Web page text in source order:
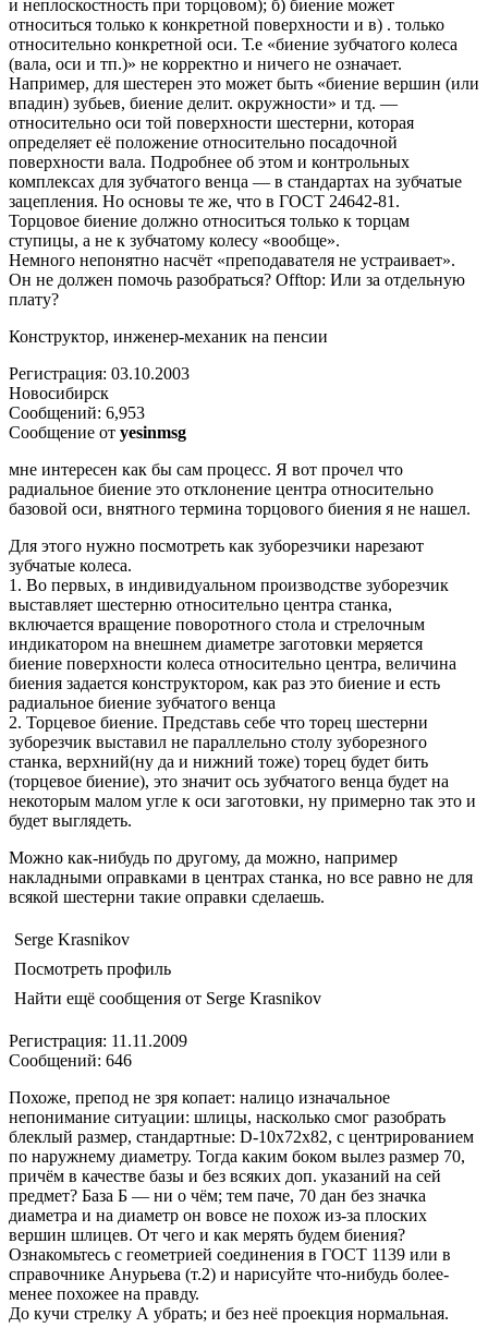
и неплоскостность при торцовом); б) биение может
относиться только к конкретной поверхности и в) . только
относительно конкретной оси. Т.е «биение зубчатого колеса
(вала, оси и тп.)» не корректно и ничего не означает.
Например, для шестерен это может быть «биение вершин (или
впадин) зубьев, биение делит. окружности» и тд. —
относительно оси той поверхности шестерни, которая
определяет её положение относительно посадочной
поверхности вала. Подробнее об этом и контрольных
комплексах для зубчатого венца — в стандартах на зубчатые
зацепления. Но основы те же, что в ГОСТ 24642-81.
Торцовое биение должно относиться только к торцам
ступицы, а не к зубчатому колесу «вообще».
Немного непонятно насчёт «преподавателя не устраивает».
Он не должен помочь разобраться? Offtop: Или за отдельную
плату?
Конструктор, инженер-механик на пенсии
Регистрация: 03.10.2003
Новосибирск
Сообщений: 6,953
Сообщение от yesinmsg
мне интересен как бы сам процесс. Я вот прочел что
радиальное биение это отклонение центра относительно
базовой оси, внятного термина торцового биения я не нашел.
Для этого нужно посмотреть как зуборезчики нарезают
зубчатые колеса.
1. Во первых, в индивидуальном производстве зуборезчик
выставляет шестерню относительно центра станка,
включается вращение поворотного стола и стрелочным
индикатором на внешнем диаметре заготовки меряется
биение поверхности колеса относительно центра, величина
биения задается конструктором, как раз это биение и есть
радиальное биение зубчатого венца
2. Торцевое биение. Представь себе что торец шестерни
зуборезчик выставил не параллельно столу зуборезного
станка, верхний(ну да и нижний тоже) торец будет бить
(торцевое биение), это значит ось зубчатого венца будет на
некоторым малом угле к оси заготовки, ну примерно так это и
будет выглядеть.
Можно как-нибудь по другому, да можно, например
накладными оправками в центрах станка, но все равно не для
всякой шестерни такие оправки сделаешь.
Serge Krasnikov
Посмотреть профиль
Найти ещё сообщения от Serge Krasnikov
Регистрация: 11.11.2009
Сообщений: 646
Похоже, препод не зря копает: налицо изначальное
непонимание ситуации: шлицы, насколько смог разобрать
блеклый размер, стандартные: D-10x72x82, с центрированием
по наружнему диаметру. Тогда каким боком вылез размер 70,
причём в качестве базы и без всяких доп. указаний на сей
предмет? База Б — ни о чём; тем паче, 70 дан без значка
диаметра и на диаметр он вовсе не похож из-за плоских
вершин шлицев. От чего и как мерять будем биения?
Ознакомьтесь с геометрией соединения в ГОСТ 1139 или в
справочнике Анурьева (т.2) и нарисуйте что-нибудь более-
менее похожее на правду.
До кучи стрелку А убрать; и без неё проекция нормальная.